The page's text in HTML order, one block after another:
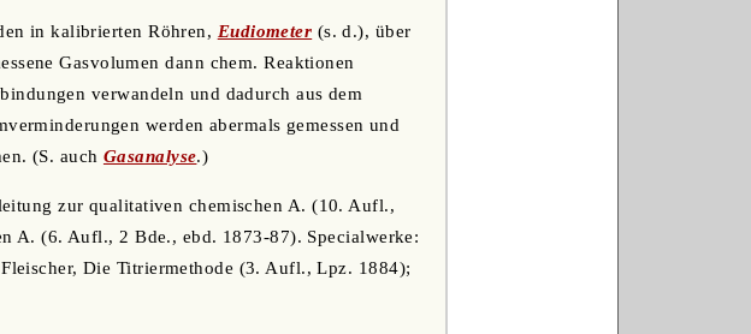
in kalibrierten Röhren, Eudiometer (s. d.), über
Gasvolumen dann chem. Reaktionen
verwandeln und dadurch aus dem
werden abermals gemessen und
(S. auch Gasanalyse.)
zur qualitativen chemischen A. (10. Aufl.,
A. (6. Aufl., 2 Bde., ebd. 1873-87). Specialwerke:
Die Titriermethode (3. Aufl., Lpz. 1884);